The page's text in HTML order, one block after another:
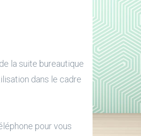
la suite bureautique
dans le cadre
pour vous